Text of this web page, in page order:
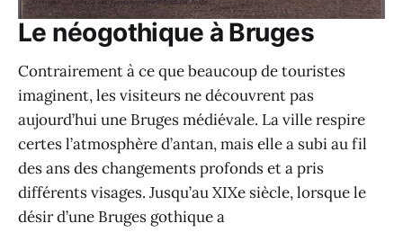
Le néogothique à Bruges
Contrairement à ce que beaucoup de touristes
imaginent, les visiteurs ne découvrent pas
aujourd’hui une Bruges médiévale. La ville respire
certes l’atmosphère d’antan, mais elle a subi au fil
des ans des changements profonds et a pris
différents visages. Jusqu’au XIXe siècle, lorsque le
désir d’une Bruges gothique a